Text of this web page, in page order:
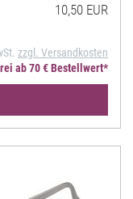
10,50 EUR
zzgl. Versandkosten
ab 70 € Bestellwert*